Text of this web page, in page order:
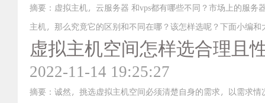
摘要：虚拟主机，云服务器 和vps都有哪些不同？市场上的服
主机，那么究竟它的区别和不同在哪？该怎样选呢？下面小编
虚拟主机空间怎样选合理且
2022-11-14 19:25:27
摘要：诚然，挑选虚拟主机空间必须清楚自身的需求，以需求